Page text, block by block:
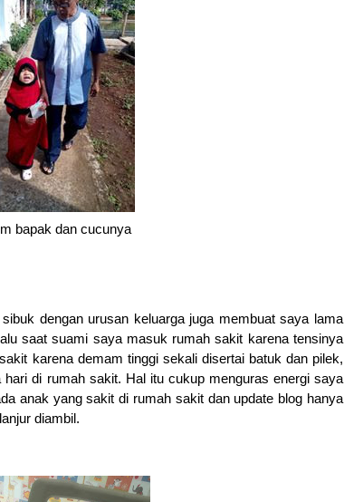
bapak dan cucunya
dengan urusan keluarga juga membuat saya lama
saat suami saya masuk rumah sakit karena tensinya
karena demam tinggi sekali disertai batuk dan pilek,
di rumah sakit. Hal itu cukup menguras energi saya
anak yang sakit di rumah sakit dan update blog hanya
diambil.